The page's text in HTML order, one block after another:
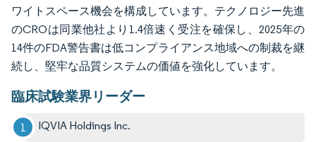
ワイトスペース機会を構成しています。テクノロジー先進
のCROは同業他社より1.4倍速く受注を確保し、2025年の
14件のFDA警告書は低コンプライアンス地域への制裁を継
続し、堅牢な品質システムの価値を強化しています。
臨床試験業界リーダー
IQVIA Holdings Inc.